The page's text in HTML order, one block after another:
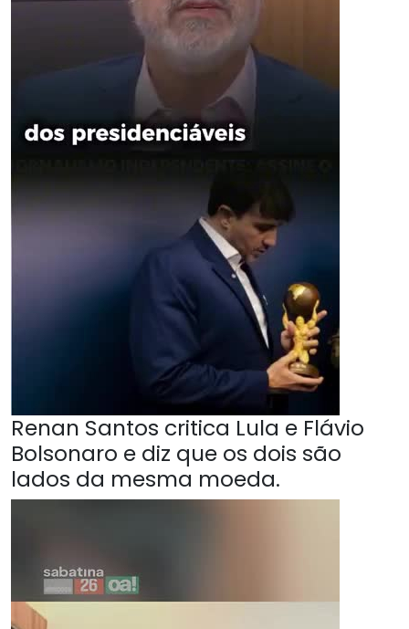
Renan Santos critica Lula e Flávio
Bolsonaro e diz que os dois são
lados da mesma moeda.